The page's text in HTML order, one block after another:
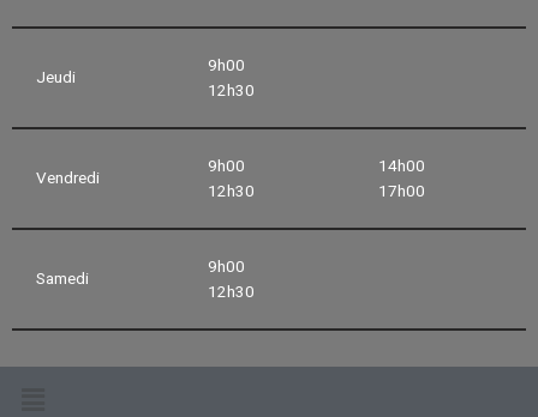
Jeudi
9h00
12h30
Vendredi
9h00
12h30
14h00
17h00
Samedi
9h00
12h30